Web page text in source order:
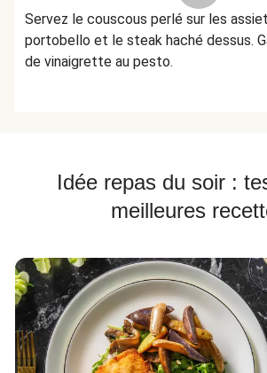
Servez le couscous perlé sur les
portobello et le steak haché dessus.
de vinaigrette au pesto.
Idée repas du soir :
meilleures